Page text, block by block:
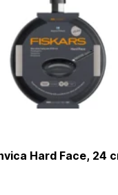
Hard Face, 24